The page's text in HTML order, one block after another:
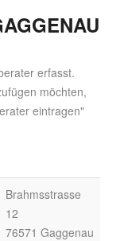
erfasst.
möchten,
eintragen"
Brahmsstrasse
12
76571 Gaggenau